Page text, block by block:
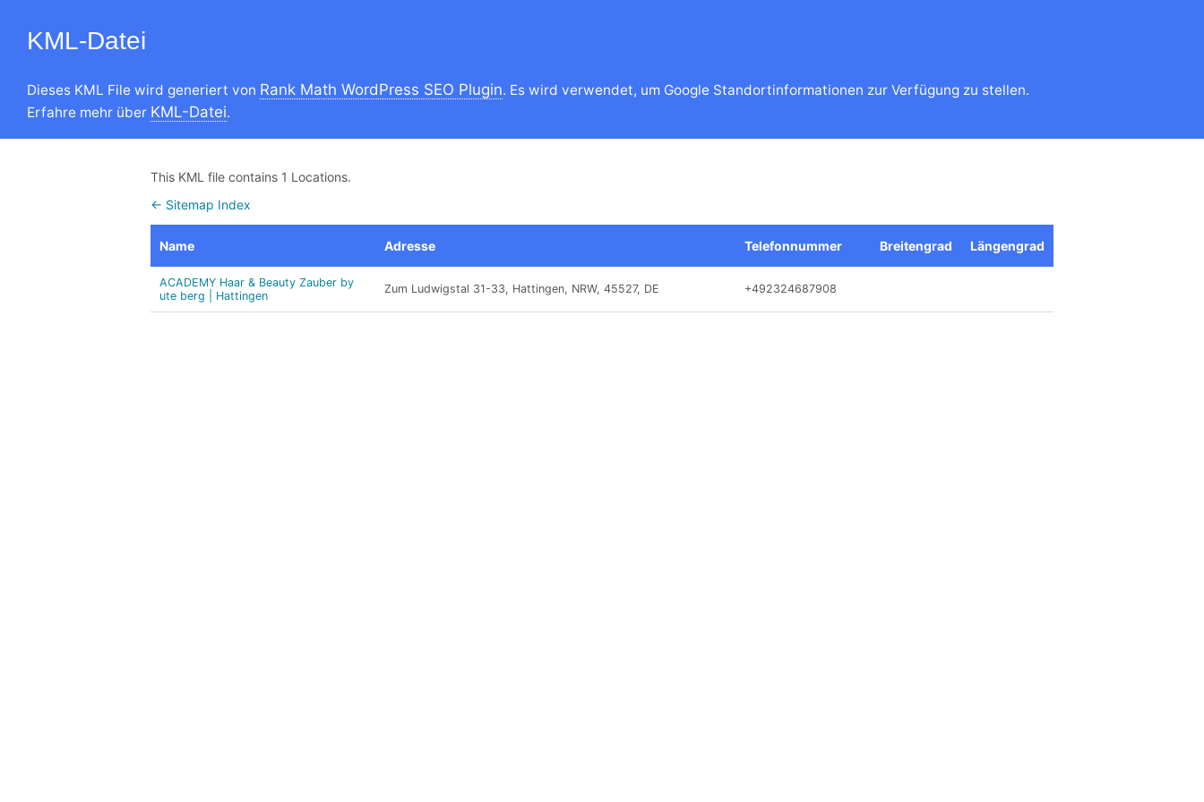
KML-Datei
Dieses KML File wird generiert von Rank Math WordPress SEO Plugin. Es wird verwendet, um Google Standortinformationen zur Verfügung zu stellen.
Erfahre mehr über KML-Datei.
This KML file contains 1 Locations.
← Sitemap Index
Name Adresse Telefonnummer Breitengrad Längengrad
ACADEMY Haar & Beauty Zauber by
ute berg | Hattingen
Zum Ludwigstal 31-33, Hattingen, NRW, 45527, DE +492324687908